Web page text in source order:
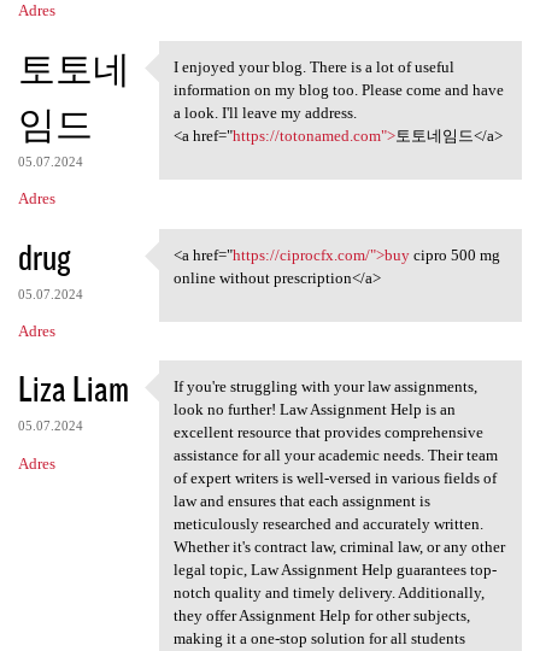
Adres
토토네
임드
05.07.2024
Adres
I enjoyed your blog. There is
I enjoyed your blog. There is a lot of useful
information on my blog too. Please come and have
a look. I'll leave my address.
<a href="https://totonamed.com">토토네임드</a>
drug
05.07.2024
Adres
<a href="https://ciprocfx.com
<a href="https://ciprocfx.com/">buycipro 500 mg
online without prescription</a>
Liza Liam
05.07.2024
Adres
If you're struggling with
If you're struggling with your law assignments,
look no further! Law Assignment Help is an
excellent resource that provides comprehensive
assistance for all your academic needs. Their team
of expert writers is well-versed in various fields of
law and ensures that each assignment is
meticulously researched and accurately written.
Whether it's contract law, criminal law, or any other
legal topic, Law Assignment Help guarantees top-
notch quality and timely delivery. Additionally,
they offer Assignment Help for other subjects,
making it a one-stop solution for all students